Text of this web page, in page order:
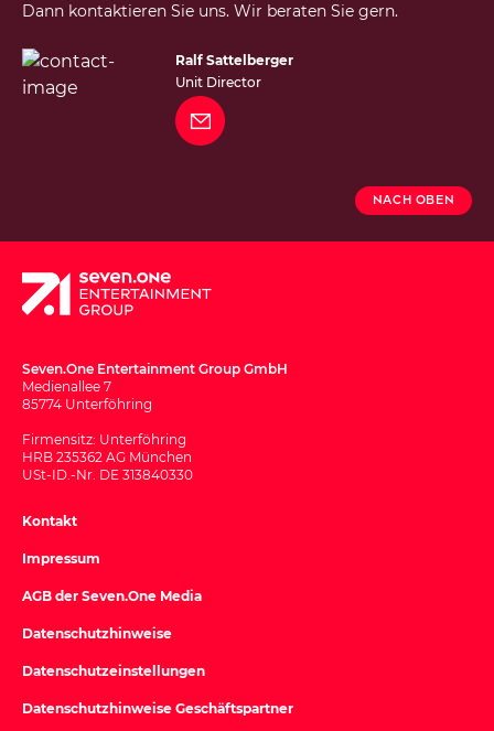
Dann kontaktieren Sie uns. Wir beraten Sie gern.
Ralf Sattelberger
Unit Director
Nach Oben
Seven.One Entertainment Group GmbH
Medienallee 7
85774 Unterföhring
Firmensitz: Unterföhring
HRB 235362 AG München
USt-ID.-Nr. DE 313840330
Kontakt
Impressum
AGB der Seven.One Media
Datenschutzhinweise
Datenschutzeinstellungen
Datenschutzhinweise Geschäftspartner